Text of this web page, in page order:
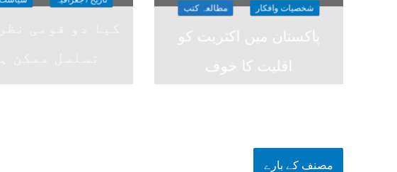
شخصیات وافکار
مطالعہ کتب
پاکستان میں اکثریت کو
اقلیت کا خوف
مصنف کے بارے